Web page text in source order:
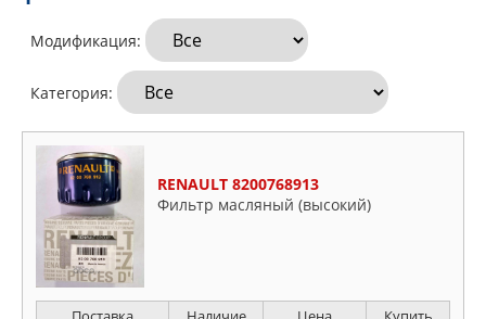
Модификация:
Категория:
RENAULT 8200768913
Фильтр масляный (высокий)